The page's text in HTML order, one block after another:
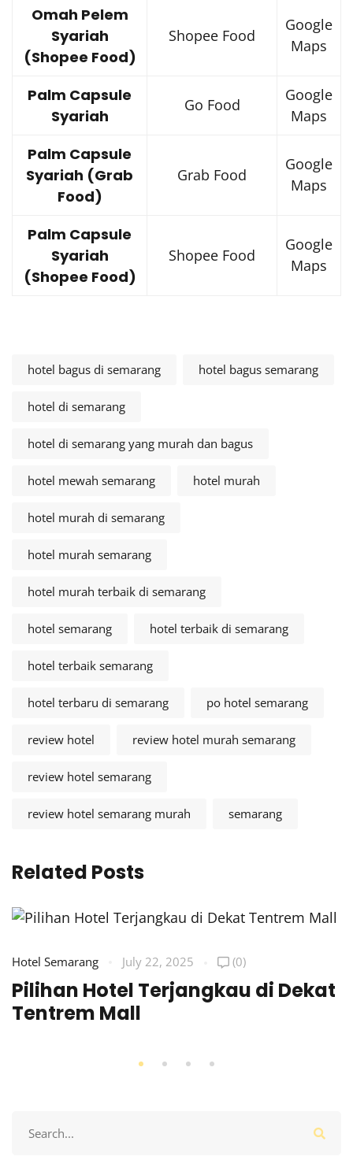
Omah Pelem
Syariah
(Shopee Food)
Shopee Food
Google
Maps
Palm Capsule
Syariah
Go Food
Google
Maps
Palm Capsule
Syariah (Grab
Food)
Grab Food
Google
Maps
Palm Capsule
Syariah
(Shopee Food)
Shopee Food
Google
Maps
hotel bagus di semarang hotel bagus semarang
hotel di semarang
hotel di semarang yang murah dan bagus
hotel mewah semarang hotel murah
hotel murah di semarang
hotel murah semarang
hotel murah terbaik di semarang
hotel semarang hotel terbaik di semarang
hotel terbaik semarang
hotel terbaru di semarang po hotel semarang
review hotel review hotel murah semarang
review hotel semarang
review hotel semarang murah semarang
Related Posts
Hotel Semarang July 22, 2025 (0)
Pilihan Hotel Terjangkau di Dekat
Tentrem Mall
for: